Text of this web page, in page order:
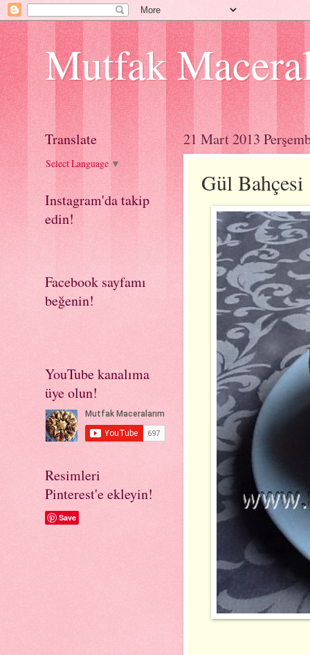
Mutfak
21 Mart 2013
Gül Bahçesi
Translate
Select Language ▼
Instagram'da takip
edin!
Facebook sayfamı
beğenin!
YouTube kanalıma
üye olun!
Resimleri
Pinterest'e ekleyin!
Save